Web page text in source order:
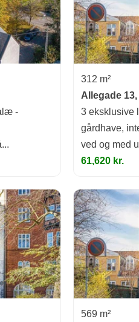
-
312 m²
Allegade
3 eksklusive
gårdhave,
ved og med
61,620 kr.
569 m²